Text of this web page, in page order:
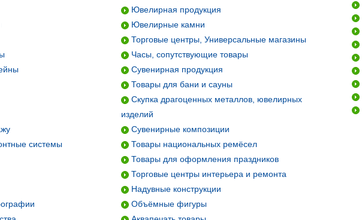
системы
Ювелирная продукция
Ювелирные камни
Торговые центры, Универсальные магазины
Часы, сопутствующие товары
Сувенирная продукция
Товары для бани и сауны
Скупка драгоценных металлов, ювелирных
изделий
Сувенирные композиции
Товары национальных ремёсел
Товары для оформления праздников
Торговые центры интерьера и ремонта
Надувные конструкции
Объёмные фигуры